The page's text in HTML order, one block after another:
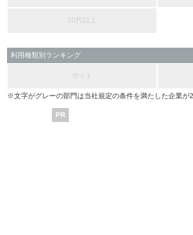
50代以上
利用種類別ランキング
サイト
※文字がグレーの部門は当社規定の条件を満たした企業が
PR